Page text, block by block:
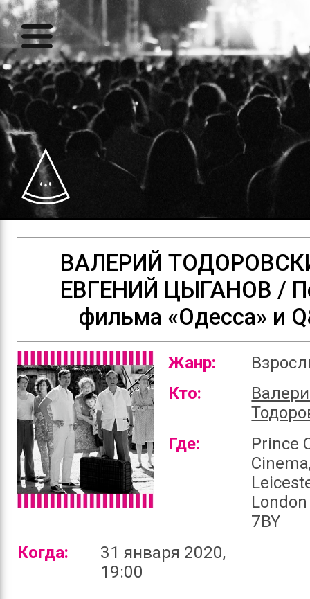
ВАЛЕРИЙ
ЕВГЕНИЙ ЦЫГАНОВ /
фильма «Одесса» и
Жанр:
Кто:
Где:
Prince
7BY
Когда:
31 января 2020,
19:00